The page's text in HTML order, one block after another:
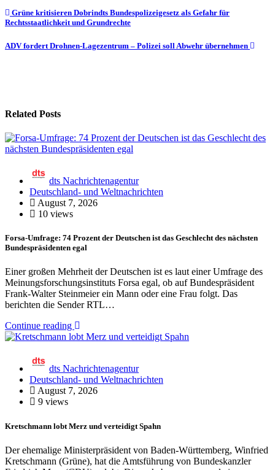
Beitragsnavigation
Grüne kritisieren Dobrindts Bundespolizeigesetz als Gefahr für
Rechtsstaatlichkeit und Grundrechte
ADV fordert Drohnen-Lagezentrum – Polizei soll Abwehr übernehmen
Related Posts
dts Nachrichtenagentur
Deutschland- und Weltnachrichten
August 7, 2026
10 views
Forsa-Umfrage: 74 Prozent der Deutschen ist das Geschlecht des nächsten
Bundespräsidenten egal
Einer großen Mehrheit der Deutschen ist es laut einer Umfrage des
Meinungsforschungsinstituts Forsa egal, ob auf Bundespräsident
Frank-Walter Steinmeier ein Mann oder eine Frau folgt. Das
berichten die Sender RTL…
Continue reading
dts Nachrichtenagentur
Deutschland- und Weltnachrichten
August 7, 2026
9 views
Kretschmann lobt Merz und verteidigt Spahn
Der ehemalige Ministerpräsident von Baden-Württemberg, Winfried
Kretschmann (Grüne), hat die Amtsführung von Bundeskanzler